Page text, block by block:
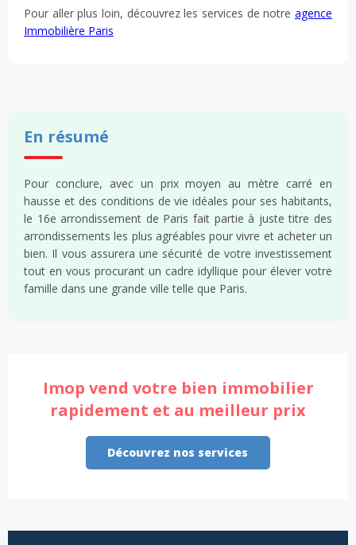
Pour aller plus loin, découvrez les services de notre agence
Immobilière Paris
En résumé
Pour conclure, avec un prix moyen au mètre carré en
hausse et des conditions de vie idéales pour ses habitants,
le 16e arrondissement de Paris fait partie à juste titre des
arrondissements les plus agréables pour vivre et acheter un
bien. Il vous assurera une sécurité de votre investissement
tout en vous procurant un cadre idyllique pour élever votre
famille dans une grande ville telle que Paris.
Imop vend votre bien immobilier
rapidement et au meilleur prix
Découvrez nos services